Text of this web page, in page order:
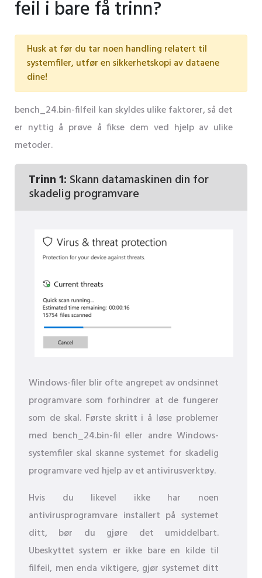
feil i bare få trinn?
Husk at før du tar noen handling relatert til
systemfiler, utfør en sikkerhetskopi av dataene
dine!
bench_24.bin-filfeil kan skyldes ulike faktorer, så det
er nyttig å prøve å fikse dem ved hjelp av ulike
metoder.
Trinn 1: Skann datamaskinen din for
skadelig programvare
Windows-filer blir ofte angrepet av ondsinnet
programvare som forhindrer at de fungerer
som de skal. Første skritt i å løse problemer
med bench_24.bin-fil eller andre Windows-
systemfiler skal skanne systemet for skadelig
programvare ved hjelp av et antivirusverktøy.
Hvis du likevel ikke har noen
antivirusprogramvare installert på systemet
ditt, bør du gjøre det umiddelbart.
Ubeskyttet system er ikke bare en kilde til
filfeil, men enda viktigere, gjør systemet ditt